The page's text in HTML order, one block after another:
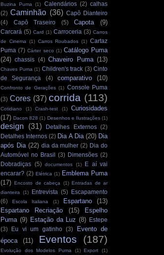
Buzina Puma (1) Calendários (2) calhas
(2) Caminhão (36) Capô Dianteiro
(4)
Capô Traseiro (5) Capota (9)
Carcará (5) Card (1) Carroceria (3) Carros
de Cinema (1) Carros Roubados (1) Cartaz
Puma (7) Cárter seco (1) Catálogo Puma
(24) chassis (4) Chaveiro Puma (13)
Chaves Puma (1) Children's track (3) Cinto
de Segurança
(4) comparativo (10)
Confronto de Gerações (1) Console Puma
(3) Cores (37) corrida (113)
Cotidiano (1) Crash-test (1)
Curiosidades
(17) Dacon 828 (1) Desenhos e Ilustrações (1)
design (31) Detalhes Externos (2)
Detalhes Internos (2) Dia A Dia (20) Dia
após Dia (22) dia da mulher (2) Dia do
Automóvel no Brasil
(3) Dimensões (2)
Dobradiças (5) documentos (1)
E aí vai
encarar? (2) Elétrica (1) Emblema Puma
(17) Encosto de cabeça (1) Entradas de ar
dianteira (1) Entrevista (5)
Escapamento
(6)
Escola Italiana (1) Espartano
(13)
Espartano Recriação
(15)
Espelho
Puma (9) Estação da Luz (8)
Estepe
(3)
Eu vi um gatinho (3)
Evento de
época
(11) Eventos (187)
Evolução dos Modelos Puma (1) Export (1)